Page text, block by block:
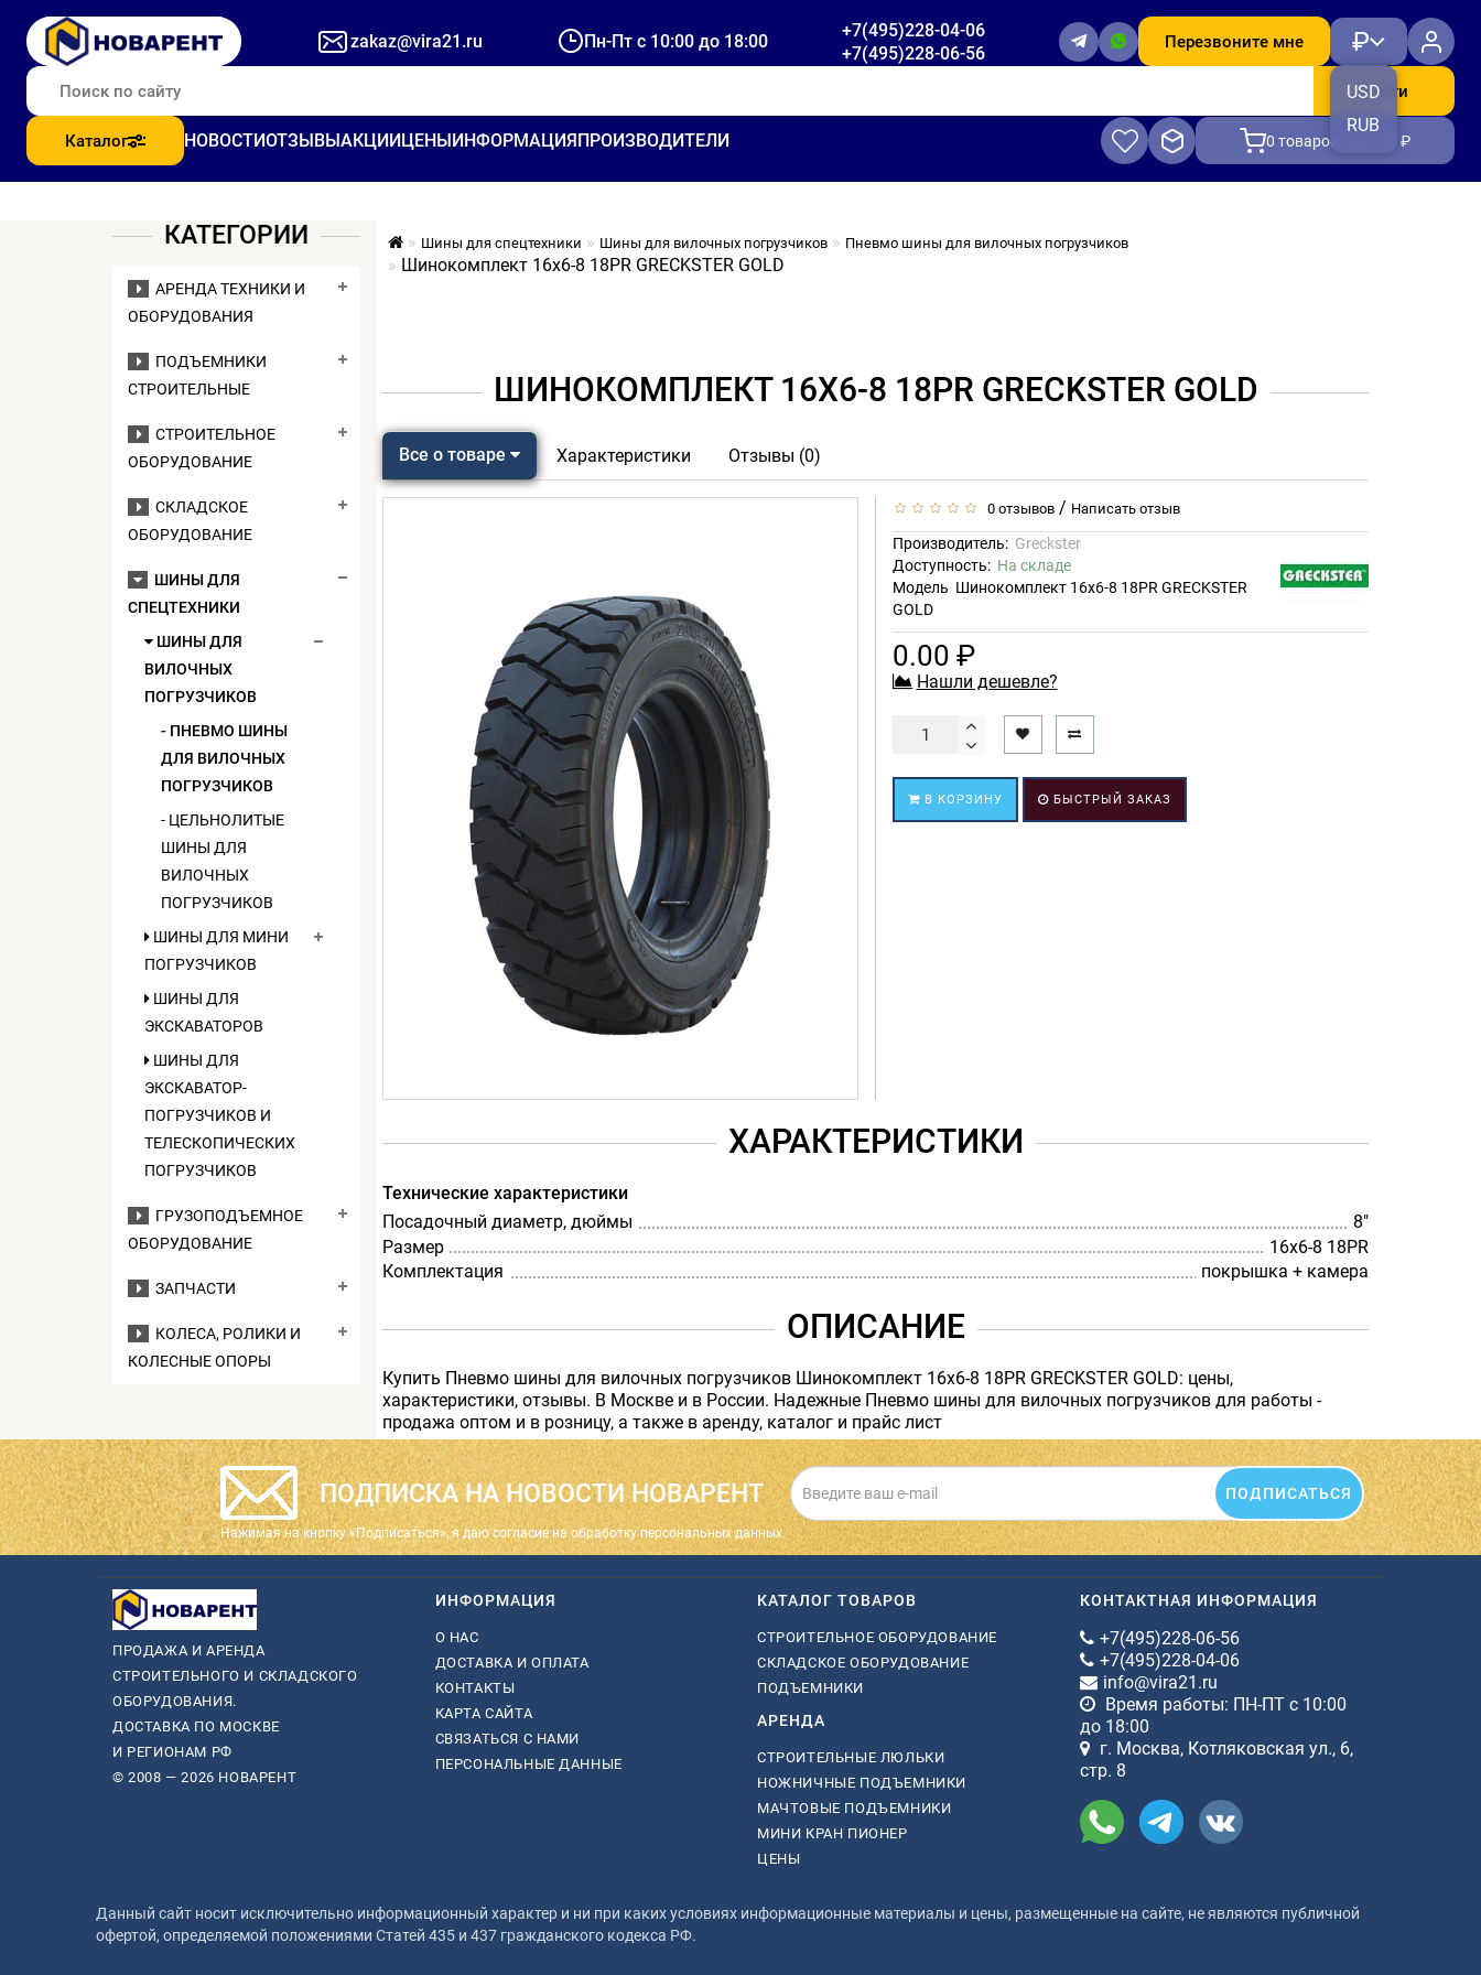
zakaz@vira21.ru Пн-Пт с 10:00 до 18:00
+7(495)228-04-06
+7(495)228-06-56
Перезвоните мне ₽
USD
RUB
Найти
Каталог НОВОСТИОТЗЫВЫАКЦИИЦЕНЫИНФОРМАЦИЯПРОИЗВОДИТЕЛИ 0 товаров, на 0.00 ₽
КАТЕГОРИИ
АРЕНДА ТЕХНИКИ И
ОБОРУДОВАНИЯ
ПОДЪЕМНИКИ
СТРОИТЕЛЬНЫЕ
СТРОИТЕЛЬНОЕ
ОБОРУДОВАНИЕ
СКЛАДСКОЕ
ОБОРУДОВАНИЕ
ШИНЫ ДЛЯ
СПЕЦТЕХНИКИ
ШИНЫ ДЛЯ
ВИЛОЧНЫХ
ПОГРУЗЧИКОВ
- ПНЕВМО ШИНЫ
ДЛЯ ВИЛОЧНЫХ
ПОГРУЗЧИКОВ
- ЦЕЛЬНОЛИТЫЕ
ШИНЫ ДЛЯ
ВИЛОЧНЫХ
ПОГРУЗЧИКОВ
ШИНЫ ДЛЯ МИНИ
ПОГРУЗЧИКОВ
ШИНЫ ДЛЯ
ЭКСКАВАТОРОВ
ШИНЫ ДЛЯ
ЭКСКАВАТОР-
ПОГРУЗЧИКОВ И
ТЕЛЕСКОПИЧЕСКИХ
ПОГРУЗЧИКОВ
ГРУЗОПОДЪЕМНОЕ
ОБОРУДОВАНИЕ
ЗАПЧАСТИ
КОЛЕСА, РОЛИКИ И
КОЛЕСНЫЕ ОПОРЫ
Шины для спецтехники Шины для вилочных погрузчиков Пневмо шины для вилочных погрузчиков
Шинокомплект 16x6-8 18PR GRECKSTER GOLD
ШИНОКОМПЛЕКТ 16X6-8 18PR GRECKSTER GOLD
Все о товаре Характеристики Отзывы (0)
0 отзывов / Написать отзыв
Производитель: Greckster
Доступность: На складе
Модель Шинокомплект 16x6-8 18PR GRECKSTER
GOLD
0.00 ₽
Нашли дешевле?
В КОРЗИНУ БЫСТРЫЙ ЗАКАЗ
ХАРАКТЕРИСТИКИ
Технические характеристики
Посадочный диаметр, дюймы
8"
Размер
16х6-8 18PR
Комплектация
покрышка + камера
ОПИСАНИЕ
Купить Пневмо шины для вилочных погрузчиков Шинокомплект 16x6-8 18PR GRECKSTER GOLD: цены,
характеристики, отзывы. В Москве и в России. Надежные Пневмо шины для вилочных погрузчиков для работы -
продажа оптом и в розницу, а также в аренду, каталог и прайс лист
ПОДПИСКА НА НОВОСТИ НОВАРЕНТ ПОДПИСАТЬСЯ
Нажимая на кнопку «Подписаться», я даю cогласие на обработку персональных данных.
ПРОДАЖА И АРЕНДА
СТРОИТЕЛЬНОГО И СКЛАДСКОГО
ОБОРУДОВАНИЯ.
ДОСТАВКА ПО МОСКВЕ
И РЕГИОНАМ РФ
© 2008 — 2026 НОВАРЕНТ
ИНФОРМАЦИЯ
О НАС
ДОСТАВКА И ОПЛАТА
КОНТАКТЫ
КАРТА САЙТА
СВЯЗАТЬСЯ С НАМИ
ПЕРСОНАЛЬНЫЕ ДАННЫЕ
КАТАЛОГ ТОВАРОВ
СТРОИТЕЛЬНОЕ ОБОРУДОВАНИЕ
СКЛАДСКОЕ ОБОРУДОВАНИЕ
ПОДЪЕМНИКИ
АРЕНДА
СТРОИТЕЛЬНЫЕ ЛЮЛЬКИ
НОЖНИЧНЫЕ ПОДЪЕМНИКИ
МАЧТОВЫЕ ПОДЪЕМНИКИ
МИНИ КРАН ПИОНЕР
ЦЕНЫ
КОНТАКТНАЯ ИНФОРМАЦИЯ
+7(495)228-06-56
+7(495)228-04-06
info@vira21.ru
Время работы: ПН-ПТ с 10:00
до 18:00
г. Москва, Котляковская ул., 6,
стр. 8
Данный сайт носит исключительно информационный характер и ни при каких условиях информационные материалы и цены, размещенные на сайте, не являются публичной
офертой, определяемой положениями Статей 435 и 437 гражданского кодекса РФ.